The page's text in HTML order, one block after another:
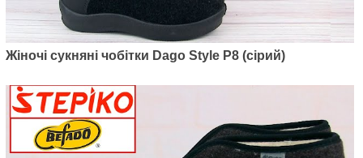
Жіночі сукняні чобітки Dago Style P8 (сірий)